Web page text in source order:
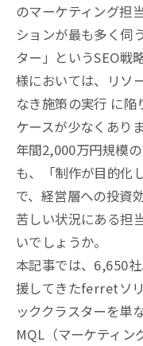
のマーケティング担
ションが最も多く伺
ター」というSEO戦
様においては、リソ
なき施策の実行 に陥
ケースが少なくあり
年間2,000万円規模
も、「制作が目的化
で、経営層への投資
苦しい状況にある担
いでしょうか。
本記事では、6,650
援してきたferretソ
ッククラスターを単
MQL（マーケティン